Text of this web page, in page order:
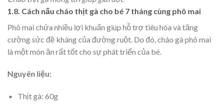
1.8. Cách nấu cháo thịt gà cho bé 7 tháng cùng phô mai
Phô mai chứa nhiều lợi khuẩn giúp hỗ trợ tiêu hóa và tăng
cường sức đề kháng của đường ruột. Do đó, cháo gà phô mai
là một món ăn rất tốt cho sự phát triển của bé.
Nguyên liệu:
Thịt gà: 60g